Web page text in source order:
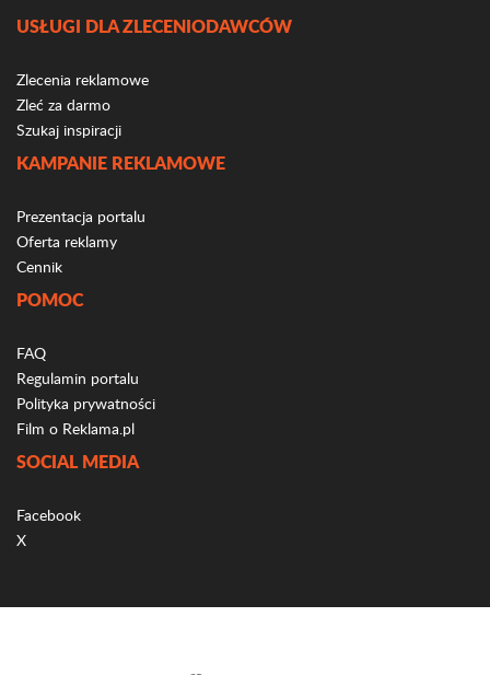
USŁUGI DLA ZLECENIODAWCÓW
Zlecenia reklamowe
Zleć za darmo
Szukaj inspiracji
KAMPANIE REKLAMOWE
Prezentacja portalu
Oferta reklamy
Cennik
POMOC
FAQ
Regulamin portalu
Polityka prywatności
Film o Reklama.pl
SOCIAL MEDIA
Facebook
X